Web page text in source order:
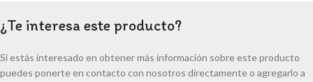
¿Te interesa este producto?
Si estás interesado en obtener más información sobre este producto
puedes ponerte en contacto con nosotros directamente o agregarlo a